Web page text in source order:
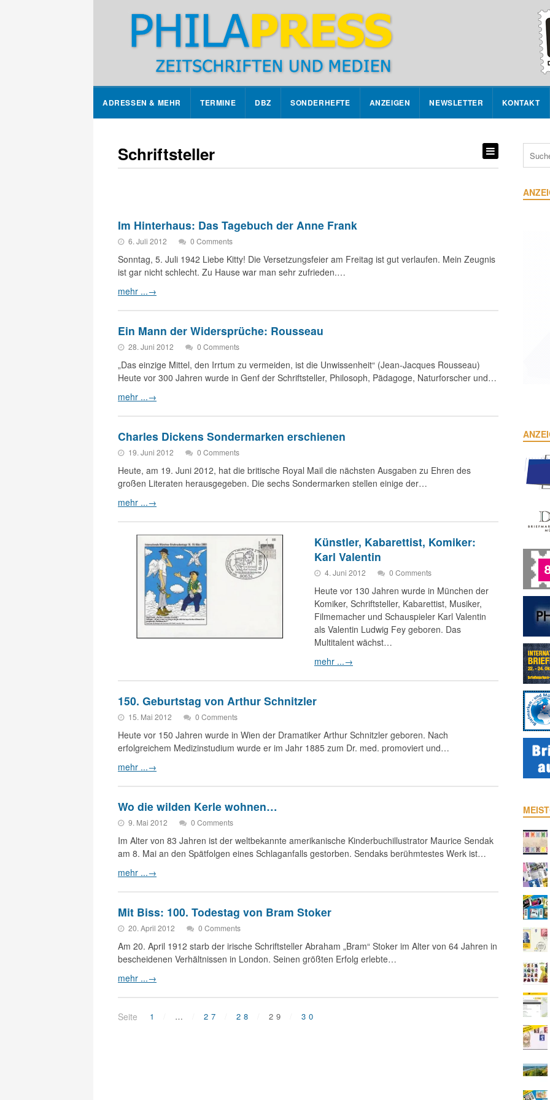
ADRESSEN & MEHR TERMINE DBZ SONDERHEFTE ANZEIGEN NEWSLETTER KONTAKT
Schriftsteller
Im Hinterhaus: Das Tagebuch der Anne Frank
6. Juli 2012 0 Comments
Sonntag, 5. Juli 1942 Liebe Kitty! Die Versetzungsfeier am Freitag ist gut verlaufen. Mein Zeugnis
ist gar nicht schlecht. Zu Hause war man sehr zufrieden.…
mehr ...→
Ein Mann der Widersprüche: Rousseau
28. Juni 2012 0 Comments
„Das einzige Mittel, den Irrtum zu vermeiden, ist die Unwissenheit“ (Jean-Jacques Rousseau)
Heute vor 300 Jahren wurde in Genf der Schriftsteller, Philosoph, Pädagoge, Naturforscher und…
mehr ...→
Charles Dickens Sondermarken erschienen
19. Juni 2012 0 Comments
Heute, am 19. Juni 2012, hat die britische Royal Mail die nächsten Ausgaben zu Ehren des
großen Literaten herausgegeben. Die sechs Sondermarken stellen einige der…
mehr ...→
Künstler, Kabarettist, Komiker:
Karl Valentin
4. Juni 2012 0 Comments
Heute vor 130 Jahren wurde in München der
Komiker, Schriftsteller, Kabarettist, Musiker,
Filmemacher und Schauspieler Karl Valentin
als Valentin Ludwig Fey geboren. Das
Multitalent wächst…
mehr ...→
150. Geburtstag von Arthur Schnitzler
15. Mai 2012 0 Comments
Heute vor 150 Jahren wurde in Wien der Dramatiker Arthur Schnitzler geboren. Nach
erfolgreichem Medizinstudium wurde er im Jahr 1885 zum Dr. med. promoviert und…
mehr ...→
Wo die wilden Kerle wohnen…
9. Mai 2012 0 Comments
Im Alter von 83 Jahren ist der weltbekannte amerikanische Kinderbuchillustrator Maurice Sendak
am 8. Mai an den Spätfolgen eines Schlaganfalls gestorben. Sendaks berühmtestes Werk ist…
mehr ...→
Mit Biss: 100. Todestag von Bram Stoker
20. April 2012 0 Comments
Am 20. April 1912 starb der irische Schriftsteller Abraham „Bram“ Stoker im Alter von 64 Jahren in
bescheidenen Verhältnissen in London. Seinen größten Erfolg erlebte…
mehr ...→
Seite 1 … 27 28 29 30